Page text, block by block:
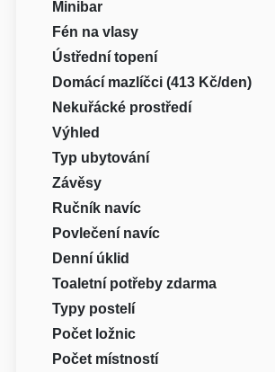
Minibar
Fén na vlasy
Ústřední topení
Domácí mazlíčci (413 Kč/den)
Nekuřácké prostředí
Výhled
Typ ubytování
Závěsy
Ručník navíc
Povlečení navíc
Denní úklid
Toaletní potřeby zdarma
Typy postelí
Počet ložnic
Počet místností